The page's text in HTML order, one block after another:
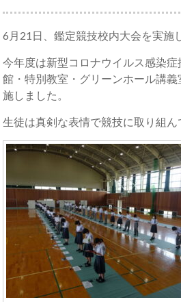
6月21日、鑑定競技校内大会を実施
今年度は新型コロナウイルス感染
館・特別教室・グリーンホール講
施しました。
生徒は真剣な表情で競技に取り組ん